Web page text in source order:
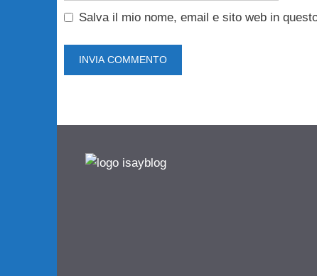
Salva il mio nome, email e sito web in